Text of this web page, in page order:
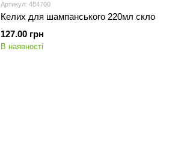
Артикул: 484700
Келих для шампанського 220мл скло
127.00 грн
В наявності